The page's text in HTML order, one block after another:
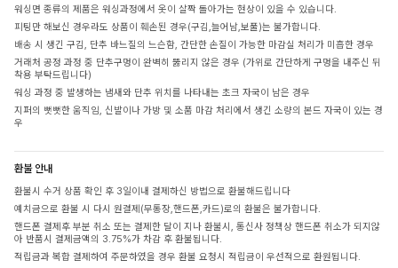
워싱면 종류의 제품은 워싱과정에서 옷이 살짝 돌아가는 현상이 있을 수 있습니다.
피팅만 해보신 경우라도 상품이 훼손된 경우(구김,늘어남,보풀)는 불가합니다.
배송 시 생긴 구김, 단추 바느질의 느슨함, 간단한 손질이 가능한 마감실 처리가 미흡한 경우
거래처 공정 과정 중 단추구멍이 완벽히 뚫리지 않은 경우 (가위로 간단하게 구멍을 내주신 뒤
착용 부탁드립니다)
워싱 과정 중 발생하는 냄새와 단추 위치를 나타내는 초크 자국이 남은 경우
지퍼의 뻣뻣한 움직임, 신발이나 가방 및 소품 마감 처리에서 생긴 소량의 본드 자국이 있는 경
우
환불 안내
환불시 수거 상품 확인 후 3일이내 결제하신 방법으로 환불해드립니다
예치금으로 환불 시 다시 원결제(무통장,핸드폰,카드)로의 환불은 불가합니다.
핸드폰 결제후 부분 취소 또는 결제한 달이 지나 환불시, 통신사 정책상 핸드폰 취소가 되지않
아 반품시 결제금액의 3.75%가 차감 후 환불됩니다.
적립금과 복합 결제하여 주문하였을 경우 환불 요청시 적립금이 우선적으로 환원됩니다.